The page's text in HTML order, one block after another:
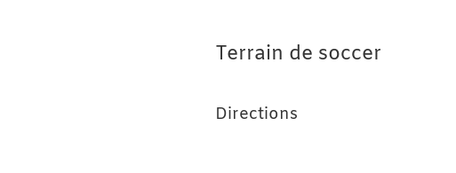
Terrain de soccer
Directions